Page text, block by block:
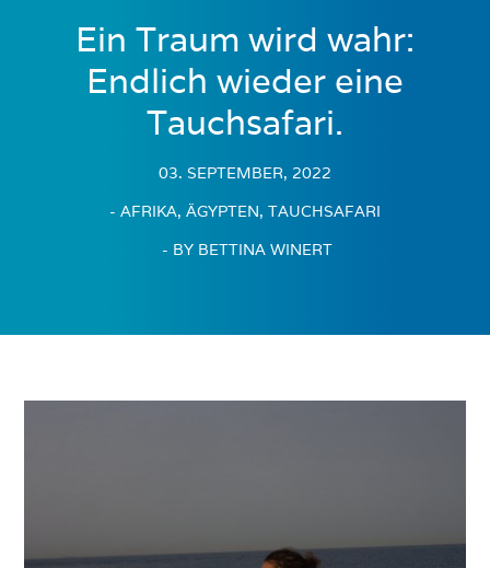
Ein Traum wird wahr:
Endlich wieder eine
Tauchsafari.
03. SEPTEMBER, 2022
- AFRIKA, ÄGYPTEN, TAUCHSAFARI
- BY BETTINA WINERT